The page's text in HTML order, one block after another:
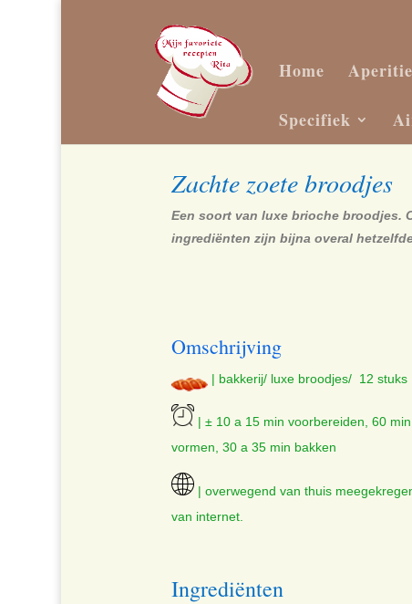
Home
Specifiek
Zachte zoete broodjes
Een soort van luxe brioche broodjes.
ingrediënten zijn bijna overal
Omschrijving
| bakkerij/ luxe broodjes/ 12 stuks
| ± 10 a 15 min voorbereiden, 60
vormen, 30 a 35 min bakken
| overwegend van thuis
van internet.
Ingrediënten